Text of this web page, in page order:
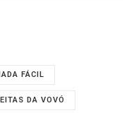
FÁCIL
DA VOVÓ